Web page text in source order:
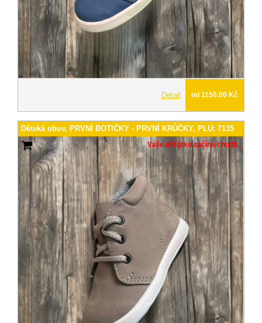
Detail od 1150.00 Kč
Dětská obuv, PRVNÍ BOTIČKY - PRVNÍ KRŮČKY, PLU: 7135
Vaše děťátko začíná chodit..